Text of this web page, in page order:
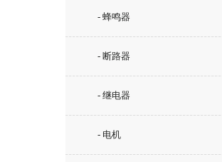
- 蜂鸣器
- 断路器
- 继电器
- 电机